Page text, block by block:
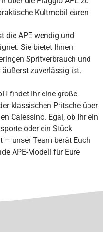
Kultmobil euren
die APE wendig und
Sie bietet Ihnen
Spritverbrauch und
äußerst zuverlässig ist.
findet Ihr eine große
klassischen Pritsche über
Calessino. Egal, ob Ihr ein
oder ein Stück
– unser Team berät Euch
APE-Modell für Eure